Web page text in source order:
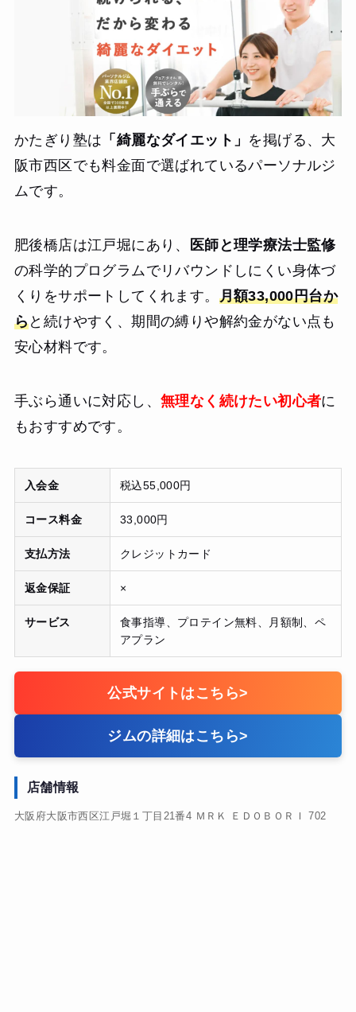
かたぎり塾は 「綺麗なダイエット」 を掲げる、大
阪市西区でも料金面で選ばれているパーソナルジ
ムです。
肥後橋店は江戸堀にあり、
医師と理学療法士監修
の科学的プログラムでリバウンドしにくい身体づ
くりをサポートしてくれます。 月額33,000円台か
らと続けやすく、期間の縛りや解約金がない点も
安心材料です。
手ぶら通いに対応し、 無理なく続けたい初心者に
もおすすめです。
入会金 税込55,000円
コース料金 33,000円
支払方法 クレジットカード
返金保証 ×
サービス
食事指導、プロテイン無料、月額制、ペ
アプラン
公式サイトはこちら>
ジムの詳細はこちら>
店舗情報
大阪府大阪市西区江戸堀１丁目21番4 ＭＲＫ ＥＤＯＢＯＲＩ 702